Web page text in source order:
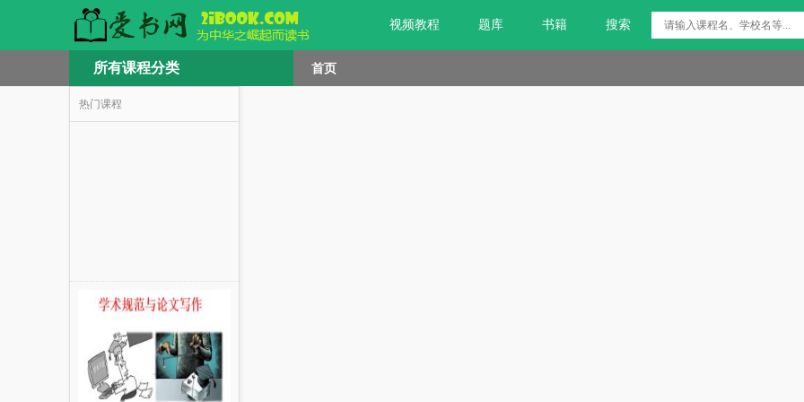
视频教程 题库 书籍 搜索
所有课程分类 首页
热门课程